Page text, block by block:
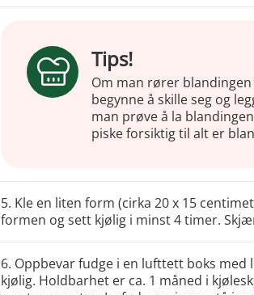
Tips!
Om man rører
begynne å skille seg og
man prøve å la
piske forsiktig til alt er
5. Kle en liten form (cirka 20 x 15
formen og sett kjølig i minst 4 timer.
6. Oppbevar fudge i en lufttett boks
kjølig. Holdbarhet er ca. 1 måned i